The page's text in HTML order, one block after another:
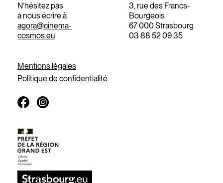
N’hésitez pas
à nous écrire à
agora@cinema-
cosmos.eu
3, rue des Francs-
Bourgeois
67 000 Strasbourg
03 88 52 09 35
Mentions légales
Politique de confidentialité